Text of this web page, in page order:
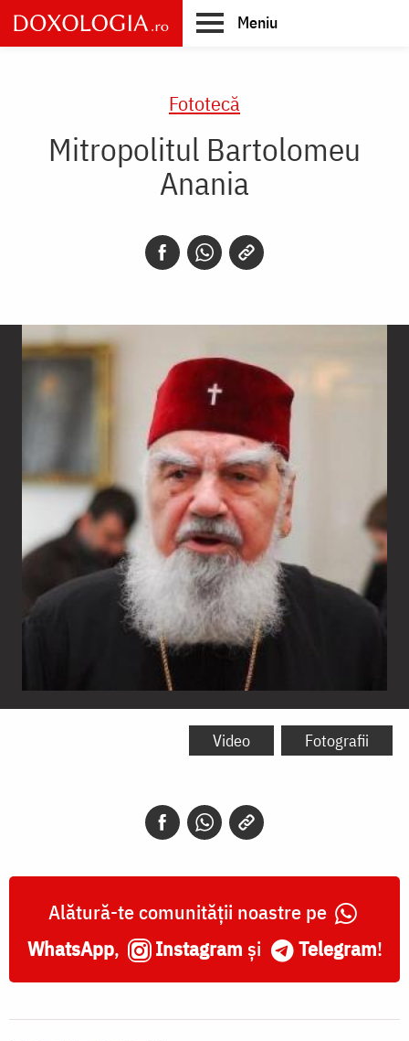
Skip
to
main
Meniu
Fototecă
Mitropolitul Bartolomeu
Anania
Mitropolitul
Video Fotografii
Alătură-te comunității noastre pe
WhatsApp, Instagram și Telegram!